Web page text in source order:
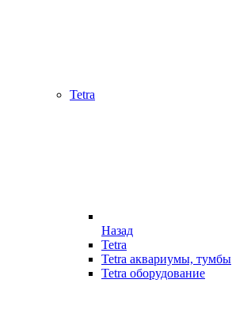
Tetra
Назад
Tetra
Tetra аквариумы, тумбы
Tetra оборудование